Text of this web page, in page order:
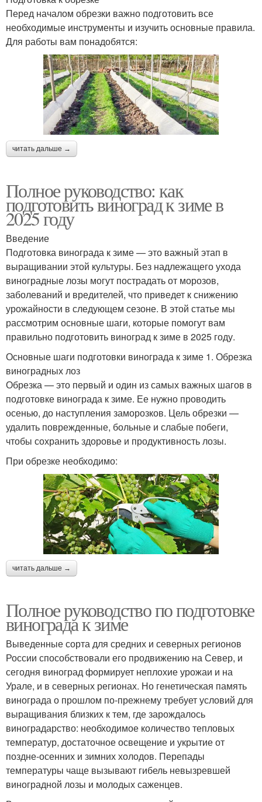
Перед началом обрезки важно подготовить все
необходимые инструменты и изучить основные правила.
Для работы вам понадобятся:
читать дальше →
Полное руководство: как
подготовить виноград к зиме в
2025 году
Введение
Подготовка винограда к зиме — это важный этап в
выращивании этой культуры. Без надлежащего ухода
виноградные лозы могут пострадать от морозов,
заболеваний и вредителей, что приведет к снижению
урожайности в следующем сезоне. В этой статье мы
рассмотрим основные шаги, которые помогут вам
правильно подготовить виноград к зиме в 2025 году.
Основные шаги подготовки винограда к зиме 1. Обрезка
виноградных лоз
Обрезка — это первый и один из самых важных шагов в
подготовке винограда к зиме. Ее нужно проводить
осенью, до наступления заморозков. Цель обрезки —
удалить поврежденные, больные и слабые побеги,
чтобы сохранить здоровье и продуктивность лозы.
При обрезке необходимо:
читать дальше →
Полное руководство по подготовке
винограда к зиме
Выведенные сорта для средних и северных регионов
России способствовали его продвижению на Север, и
сегодня виноград формирует неплохие урожаи и на
Урале, и в северных регионах. Но генетическая память
винограда о прошлом по-прежнему требует условий для
выращивания близких к тем, где зарождалось
виноградарство: необходимое количество тепловых
температур, достаточное освещение и укрытие от
поздне-осенних и зимних холодов. Перепады
температуры чаще вызывают гибель невызревшей
виноградной лозы и молодых саженцев.